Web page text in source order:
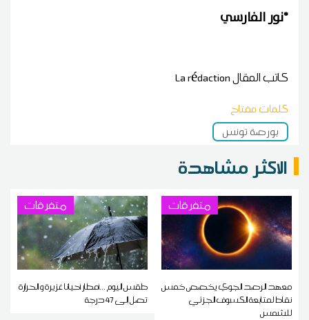
*نور الفارسي
كاتب المقالLa rédaction
كلمات مفتاح
بورصة تونس
الاكثر مشاهدة
متفرقات
معهد الرصد الجوي يخصص خمس
نقاط لمتابعة الكسوف الجزئي
للشمس
متفرقات
طقس اليوم ...أمطار أحيانا غزيرة و الحرارة
تصل إلى 47 درجة